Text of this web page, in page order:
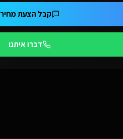
קבל הצעת מחיר
דברו איתנו